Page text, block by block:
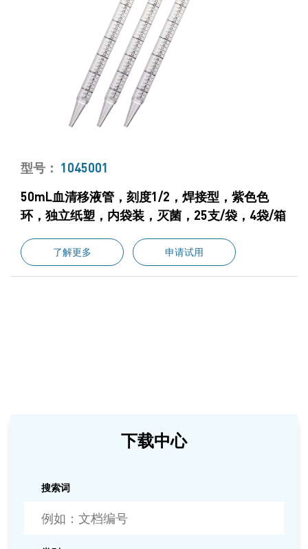
型号： 1045001
50mL血清移液管，刻度1/2，焊接型，紫色色
环，独立纸塑，内袋装，灭菌，25支/袋，4袋/箱
了解更多 申请试用
下载中心
搜索词